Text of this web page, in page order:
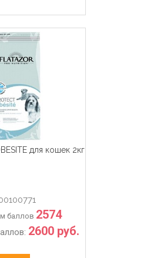
для кошек 2кг
баллов 2574
2600 руб.